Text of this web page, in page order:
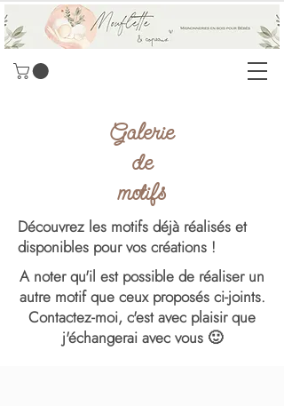
Galerie
de
motifs
Découvrez les motifs déjà réalisés et
disponibles pour vos créations !
A noter qu'il est possible de réaliser un
autre motif que ceux proposés ci-joints.
Contactez-moi, c'est avec plaisir que
j'échangerai avec vous 🙂